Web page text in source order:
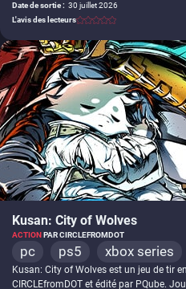
lame à l'apparence humaine qui se
décide alors de l'aider à réaliser son
de légende. On y retrouvera un vaste
Une grosse extension, appelée Torna
un peu plus tard.
Date de sortie : 30 juillet 2026
L'avis des lecteurs
Kusan: City of Wolves
ACTIONPAR CIRCLEFROMDOT
pc ps5 xbox series
xbox one
switch 2
Kusan: City of Wolves est un jeu de tir
CIRCLEfromDOT et édité par PQube.